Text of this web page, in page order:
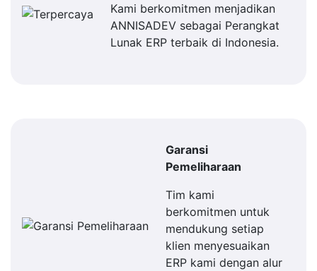
Kami berkomitmen menjadikan
ANNISADEV sebagai Perangkat
Lunak ERP terbaik di Indonesia.
Garansi
Pemeliharaan
Tim kami
berkomitmen untuk
mendukung setiap
klien menyesuaikan
ERP kami dengan alur